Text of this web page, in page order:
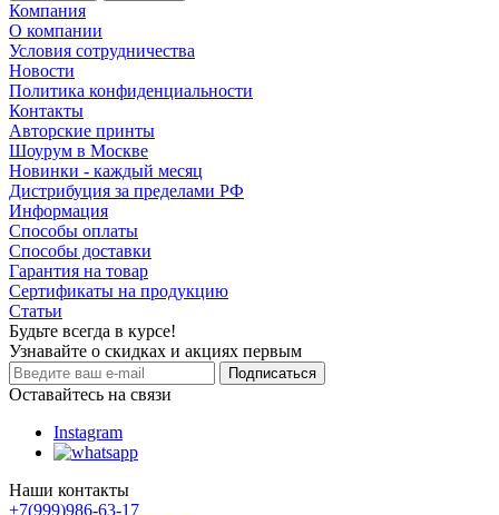
Компания
О компании
Условия сотрудничества
Новости
Политика конфиденциальности
Контакты
Авторские принты
Шоурум в Москве
Новинки - каждый месяц
Дистрибуция за пределами РФ
Информация
Способы оплаты
Способы доставки
Гарантия на товар
Сертификаты на продукцию
Статьи
Будьте всегда в курсе!
Узнавайте о скидках и акциях первым
Оставайтесь на связи
Instagram
Наши контакты
+7(999)986-63-17